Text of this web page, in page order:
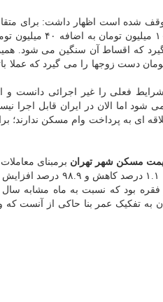
شده است اظهار داشت: برای
خرید اوراق تسهیلات مسکن
وام با سود ۱۷.۵ درصد تعلق می گیرد که اقساط آن
اوراق خریداری شود و عملا حدود ۲۰۰ میلیون تومان دست
فعلی را غیر اجرائی دانست و
ای به پرداخت وام مسکن ندارند؛
مسکن شهر تهران
در هر متر مربع بوده که نسبت به